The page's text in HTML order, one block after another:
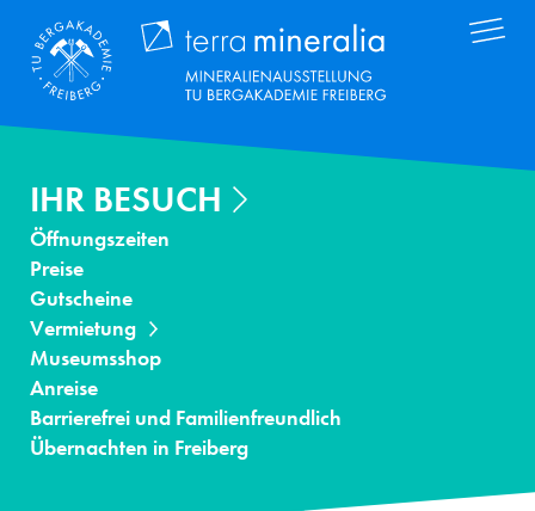
Inhalt
Terra
IHR BESUCH
Öffnungszeiten
Preise
Gutscheine
Vermietung
Museumsshop
Anreise
Barrierefrei und Familienfreundlich
Übernachten in Freiberg